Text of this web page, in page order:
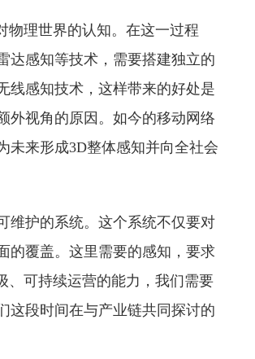
物理世界的认知。在这一过程
达感知等技术，需要搭建独立的
线感知技术，这样带来的好处是
外视角的原因。如今的移动网络
未来形成3D整体感知并向全社会
维护的系统。这个系统不仅要对
的覆盖。这里需要的感知，要求
、可持续运营的能力，我们需要
这段时间在与产业链共同探讨的